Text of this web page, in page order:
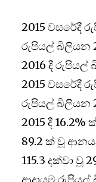
2015 වසරේදී
රුපියල් බිලියන
2016 දී
2015 වසරේදී
රුපියල් බිලියන
2015 දී
89.2 ක් වූ
115.3 දක්වා
ආදායම රුපියල්